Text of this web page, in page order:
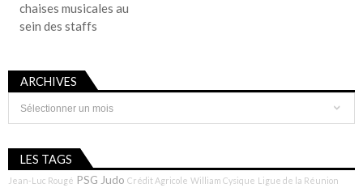
ARCHIVES
Archives
LES TAGS
Jean-Luc Rougé PSG Judo Crédit Agricole William Cysique Ligue de la Réunion